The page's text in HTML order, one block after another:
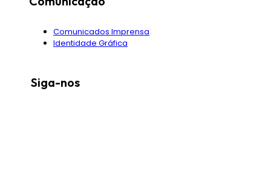
Comunicados Imprensa
Identidade Gráfica
Siga-nos